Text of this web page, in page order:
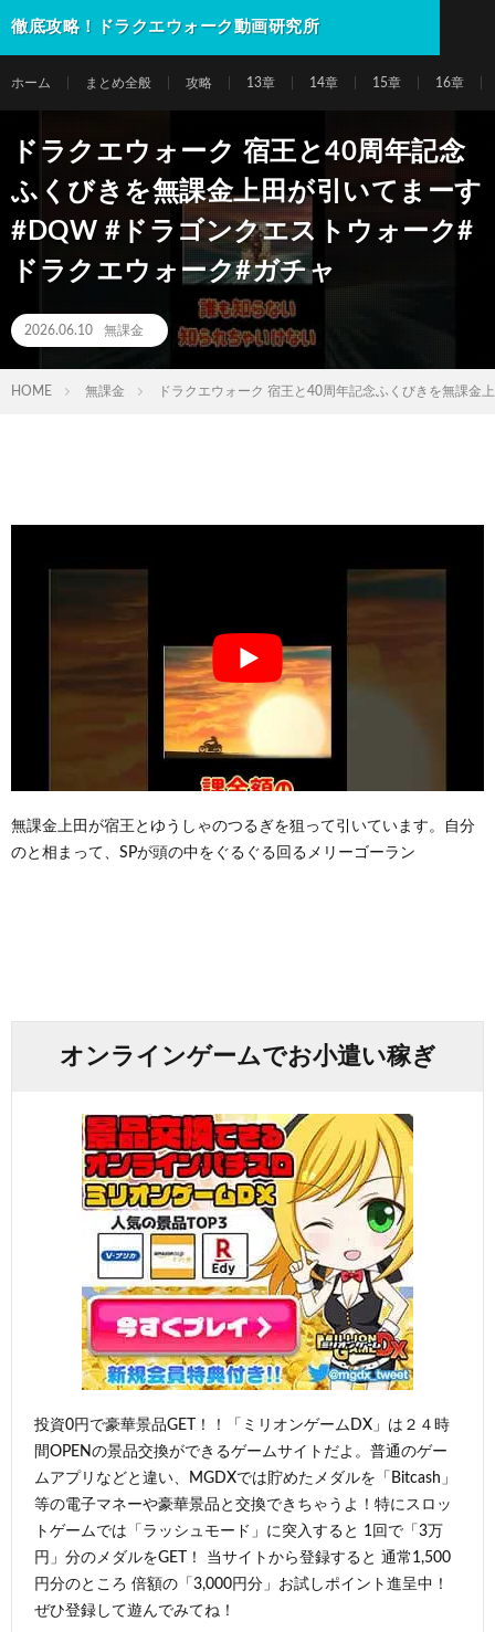
徹底攻略！ドラクエウォーク動画研究所
ホーム まとめ全般 攻略 13章 14章 15章 16章
ドラクエウォーク 宿王と40周年記念
ふくびきを無課金上田が引いてまーす
#DQW #ドラゴンクエストウォーク#
ドラクエウォーク#ガチャ
2026.06.10 無課金
HOME 無課金 ドラクエウォーク 宿王と40周年記念ふくびきを無課金
無課金上田が宿王とゆうしゃのつるぎを狙って引いています。自分
のと相まって、SPが頭の中をぐるぐる回るメリーゴーラン
オンラインゲームでお小遣い稼ぎ
投資0円で豪華景品GET！！「ミリオンゲームDX」は２４時
間OPENの景品交換ができるゲームサイトだよ。普通のゲー
ムアプリなどと違い、MGDXでは貯めたメダルを「Bitcash」
等の電子マネーや豪華景品と交換できちゃうよ！特にスロッ
トゲームでは「ラッシュモード」に突入すると 1回で「3万
円」分のメダルをGET！ 当サイトから登録すると 通常1,500
円分のところ 倍額の「3,000円分」お試しポイント進呈中！
ぜひ登録して遊んでみてね！